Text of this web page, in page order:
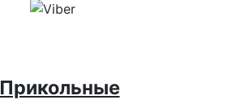
Прикольные